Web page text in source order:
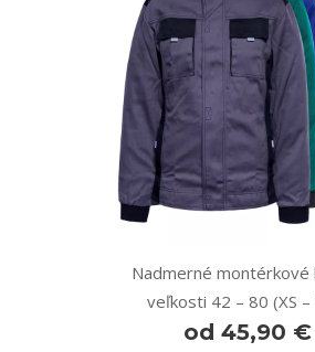
Nadmerné montérkové
veľkosti 42 – 80 (XS –
od 45,90 €